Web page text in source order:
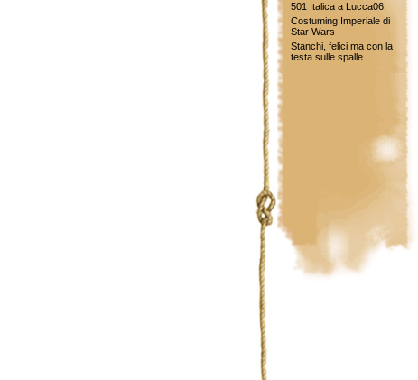
501 Italica a Lucca06!
Costuming Imperiale di
Star Wars
Stanchi, felici ma con la
testa sulle spalle